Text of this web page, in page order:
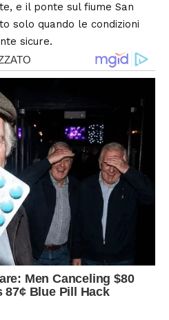
e il ponte sul fiume San
solo quando le condizioni
sicure.